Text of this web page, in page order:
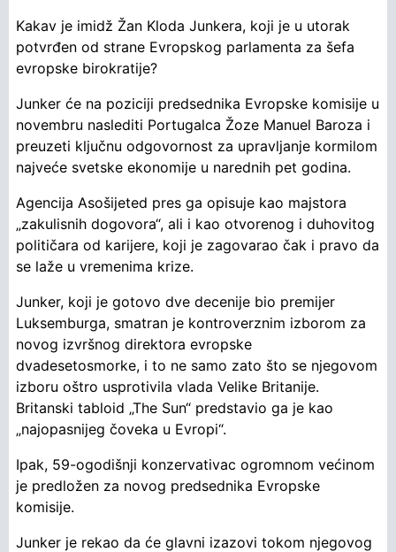
Kakav je imidž Žan Kloda Junkera, koji je u utorak
potvrđen od strane Evropskog parlamenta za šefa
evropske birokratije?
Junker će na poziciji predsednika Evropske komisije u
novembru naslediti Portugalca Žoze Manuel Baroza i
preuzeti ključnu odgovornost za upravljanje kormilom
najveće svetske ekonomije u narednih pet godina.
Agencija Asošijeted pres ga opisuje kao majstora
„zakulisnih dogovora“, ali i kao otvorenog i duhovitog
političara od karijere, koji je zagovarao čak i pravo da
se laže u vremenima krize.
Junker, koji je gotovo dve decenije bio premijer
Luksemburga, smatran je kontroverznim izborom za
novog izvršnog direktora evropske
dvadesetosmorke, i to ne samo zato što se njegovom
izboru oštro usprotivila vlada Velike Britanije.
Britanski tabloid „The Sun“ predstavio ga je kao
„najopasnijeg čoveka u Evropi“.
Ipak, 59-ogodišnji konzervativac ogromnom većinom
je predložen za novog predsednika Evropske
komisije.
Junker je rekao da će glavni izazovi tokom njegovog